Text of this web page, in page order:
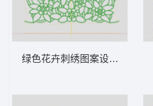
绿色花卉刺绣图案设计图 肩花